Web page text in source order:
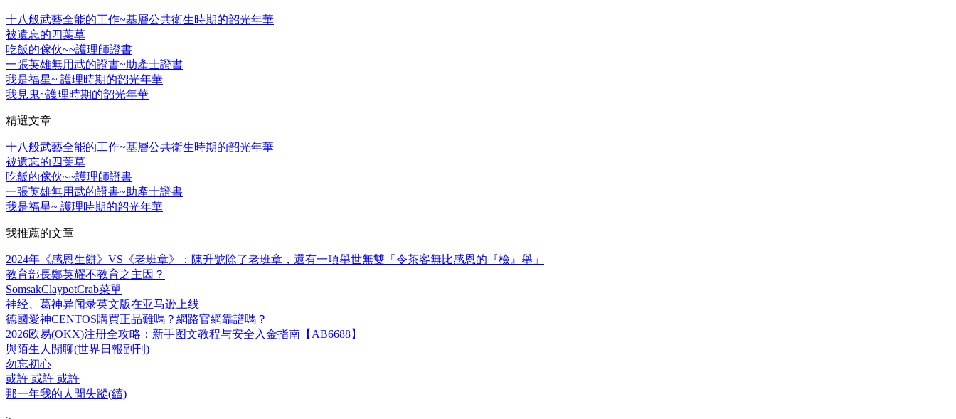
十八般武藝全能的工作~基層公共衛生時期的韶光年華
被遺忘的四葉草
吃飯的傢伙~~護理師證書
一張英雄無用武的證書~助產士證書
我是福星~ 護理時期的韶光年華
我見鬼~護理時期的韶光年華
精選文章
十八般武藝全能的工作~基層公共衛生時期的韶光年華
被遺忘的四葉草
吃飯的傢伙~~護理師證書
一張英雄無用武的證書~助產士證書
我是福星~ 護理時期的韶光年華
我推薦的文章
2024年《感恩生餅》VS《老班章》：陳升號除了老班章，還有一項舉世無雙「令茶客無比感恩的『檢』舉」
教育部長鄭英耀不教育之主因？
SomsakClaypotCrab菜單
神经、葛神异闻录英文版在亚马逊上线
德國愛神CENTOS購買正品難嗎？網路官網靠譜嗎？
2026欧易(OKX)注册全攻略：新手图文教程与安全入金指南【AB6688】
與陌生人閒聊(世界日報副刊)
勿忘初心
或許 或許 或許
那一年我的人間失蹤(續)